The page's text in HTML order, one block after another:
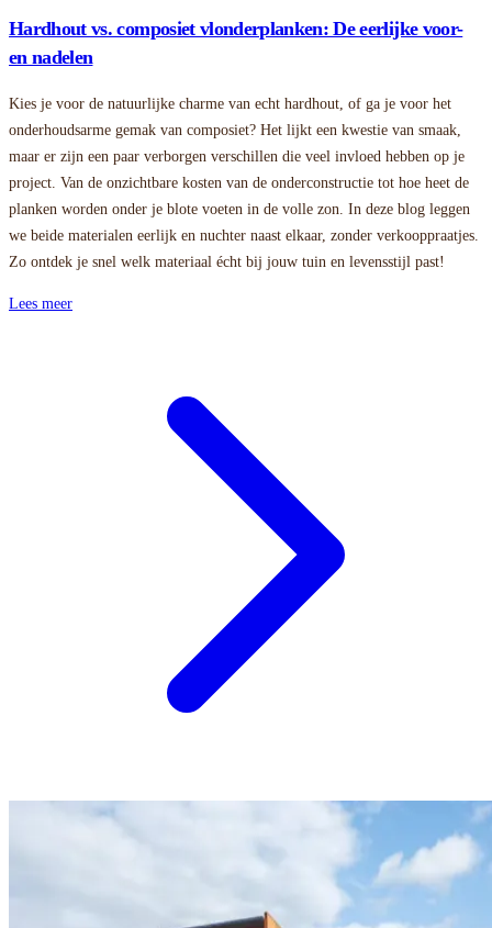
Hardhout vs. composiet vlonderplanken: De eerlijke voor-
en nadelen
Kies je voor de natuurlijke charme van echt hardhout, of ga je voor het
onderhoudsarme gemak van composiet? Het lijkt een kwestie van smaak,
maar er zijn een paar verborgen verschillen die veel invloed hebben op je
project. Van de onzichtbare kosten van de onderconstructie tot hoe heet de
planken worden onder je blote voeten in de volle zon. In deze blog leggen
we beide materialen eerlijk en nuchter naast elkaar, zonder verkooppraatjes.
Zo ontdek je snel welk materiaal écht bij jouw tuin en levensstijl past!
Lees meer